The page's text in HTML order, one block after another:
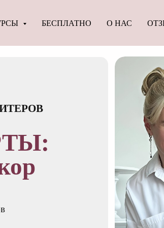
БЕСПЛАТНО О НАС